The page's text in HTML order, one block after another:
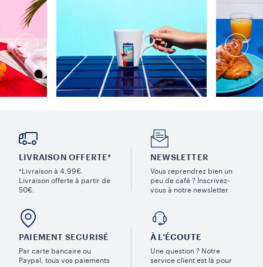
LIVRAISON OFFERTE*
*Livraison à 4,99€.
Livraison offerte à partir de
50€.
NEWSLETTER
Vous reprendrez bien un
peu de café ? Inscrivez-
vous à notre newsletter.
PAIEMENT SECURISÉ
Par carte bancaire ou
Paypal, tous vos paiements
À L’ÉCOUTE
Une question ? Notre
service client est là pour